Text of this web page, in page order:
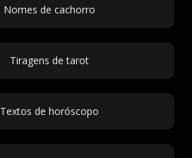
Nomes de cachorro
Tiragens de tarot
Textos de horóscopo